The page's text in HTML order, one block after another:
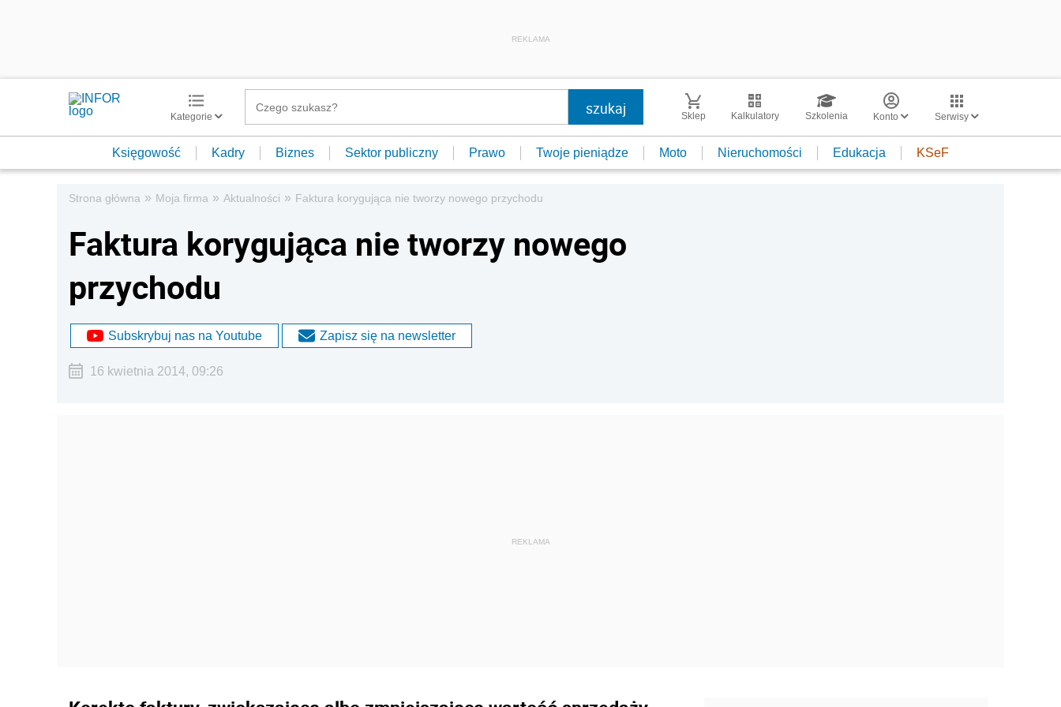
REKLAMA
Kategorie Sklep Kalkulatory Szkolenia Konto Serwisy
Księgowość Kadry Biznes Sektor publiczny Prawo Twoje pieniądze Moto Nieruchomości Edukacja KSeF
Strona główna » Moja firma » Aktualności » Faktura korygująca nie tworzy nowego przychodu
Faktura korygująca nie tworzy nowego
przychodu
Subskrybuj nas na Youtube Zapisz się na newsletter
16 kwietnia 2014, 09:26